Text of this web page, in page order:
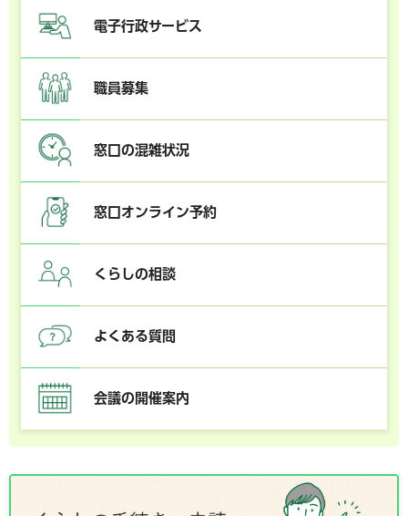
電子行政サービス
職員募集
窓口の混雑状況
窓口オンライン予約
くらしの相談
よくある質問
会議の開催案内